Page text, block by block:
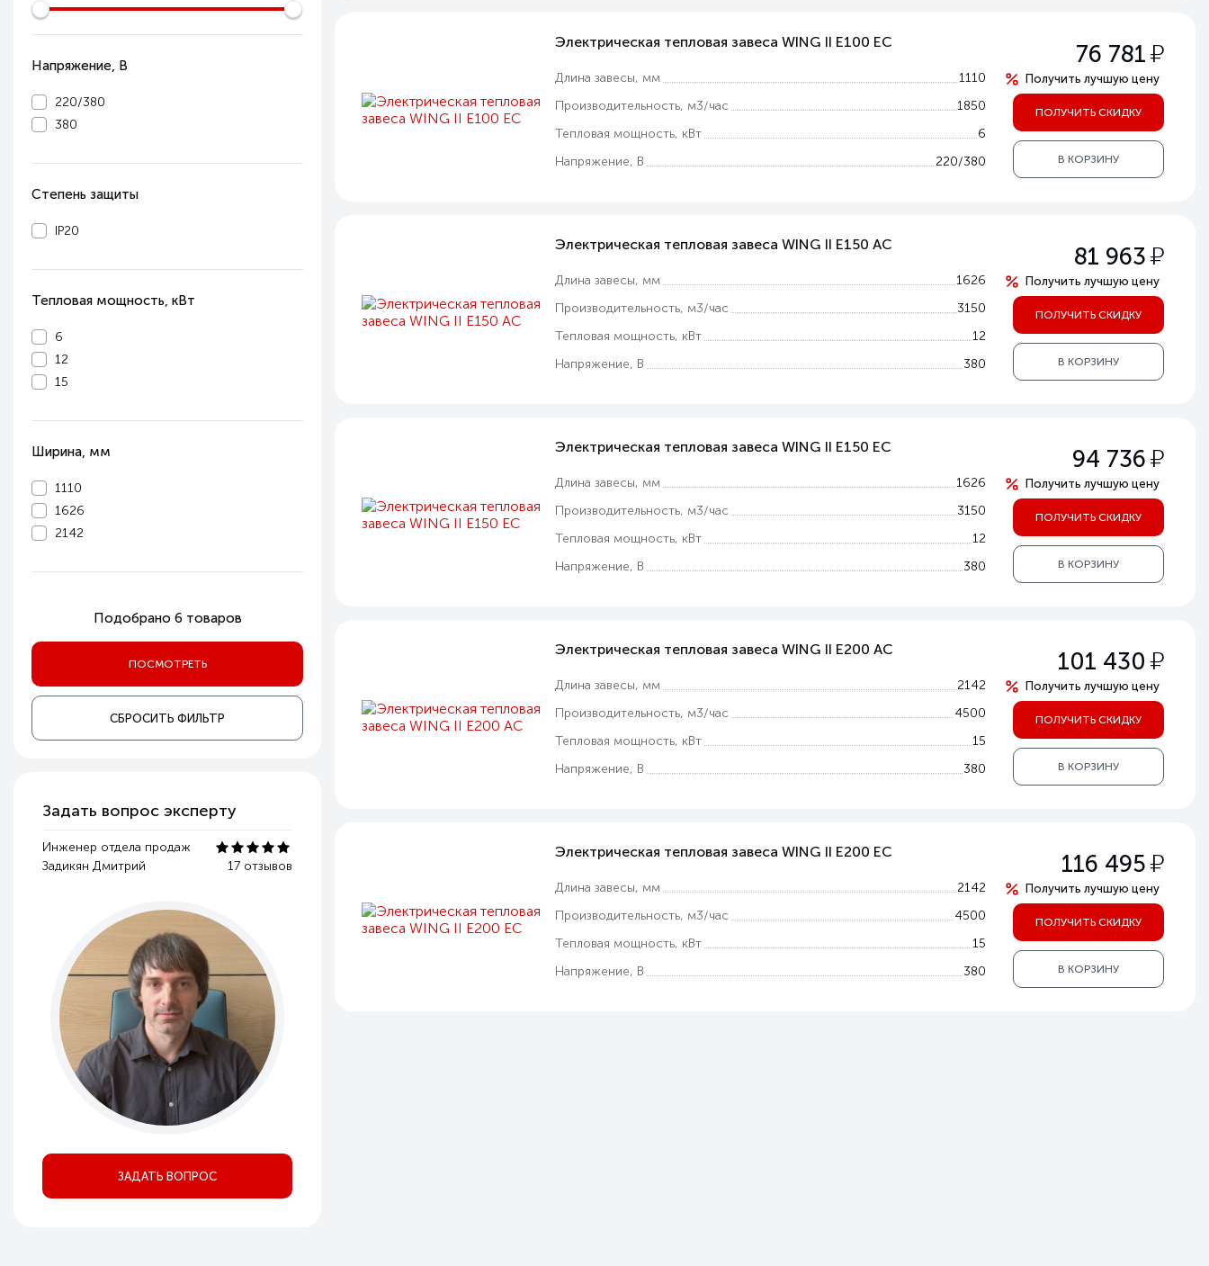
Напряжение, В
220/380
380
Степень защиты
IP20
Тепловая мощность, кВт
6
12
15
Ширина, мм
1110
1626
2142
Подобрано 6товаров
СБРОСИТЬ ФИЛЬТР
Задать вопрос эксперту
Инженер отдела продаж
Задикян Дмитрий
17 отзывов
ЗАДАТЬ ВОПРОС
Электрическая тепловая завеса WING II E100 EC
Длина завесы, мм
1110
Производительность, м3/час
1850
Тепловая мощность, кВт
6
Напряжение, В
220/380
76 781у
Получить лучшую цену
ПОЛУЧИТЬ СКИДКУ
В КОРЗИНУ
Электрическая тепловая завеса WING II E150 AC
Длина завесы, мм
1626
Производительность, м3/час
3150
Тепловая мощность, кВт
12
Напряжение, В
380
81 963у
Получить лучшую цену
ПОЛУЧИТЬ СКИДКУ
В КОРЗИНУ
Электрическая тепловая завеса WING II E150 EC
Длина завесы, мм
1626
Производительность, м3/час
3150
Тепловая мощность, кВт
12
Напряжение, В
380
94 736у
Получить лучшую цену
ПОЛУЧИТЬ СКИДКУ
В КОРЗИНУ
Электрическая тепловая завеса WING II E200 AC
Длина завесы, мм
2142
Производительность, м3/час
4500
Тепловая мощность, кВт
15
Напряжение, В
380
101 430 у
Получить лучшую цену
ПОЛУЧИТЬ СКИДКУ
В КОРЗИНУ
Электрическая тепловая завеса WING II E200 EC
Длина завесы, мм
2142
Производительность, м3/час
4500
Тепловая мощность, кВт
15
Напряжение, В
380
116 495у
Получить лучшую цену
ПОЛУЧИТЬ СКИДКУ
В КОРЗИНУ